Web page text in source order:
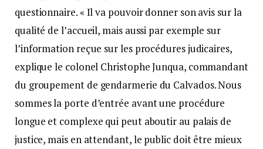
questionnaire. « Il va pouvoir donner son avis sur la
qualité de l’accueil, mais aussi par exemple sur
l’information reçue sur les procédures judicaires,
explique le colonel Christophe Junqua, commandant
du groupement de gendarmerie du Calvados. Nous
sommes la porte d’entrée avant une procédure
longue et complexe qui peut aboutir au palais de
justice, mais en attendant, le public doit être mieux